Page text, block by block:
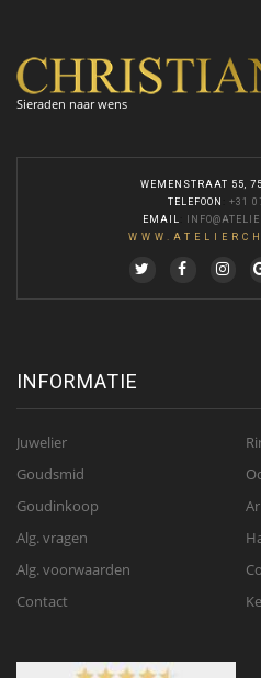
Sieraden naar wens
WEMENSTRAAT 55,
TELEFOON
+31
EMAIL
INFORMATIE
Juwelier
Goudsmid
Goudinkoop
Alg. vragen
Alg. voorwaarden
Contact